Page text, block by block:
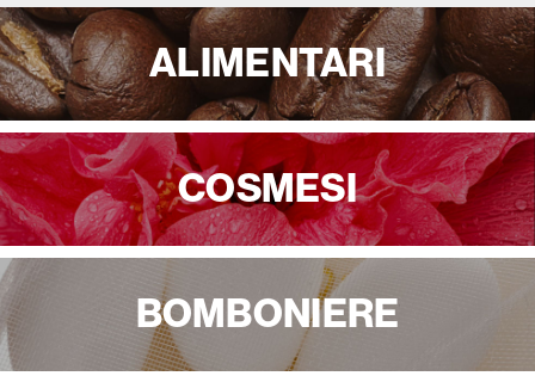
ALIMENTARI
COSMESI
BOMBONIERE